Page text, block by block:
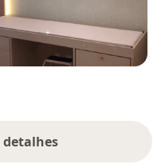
a experiência